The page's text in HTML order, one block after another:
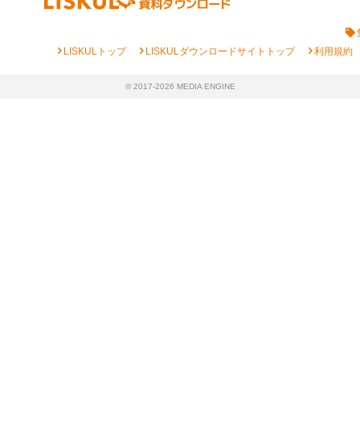
chevron_rightLISKULトップ chevron_rightLISKULダウンロードサイトトップ chevron_right利用規約
© 2017-2026 MEDIA ENGINE